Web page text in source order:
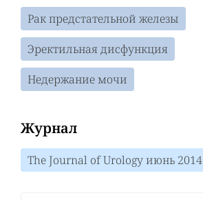
Рак предстательной железы
Эректильная дисфункция
Недержание мочи
Журнал
The Journal of Urology июнь 2014